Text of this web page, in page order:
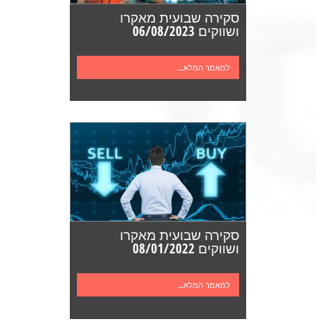
סקירה שבועית מאקרו
ושווקים 06/08/2023
למאמר המלא...
סקירה שבועית מאקרו
ושווקים 08/01/2022
למאמר המלא...